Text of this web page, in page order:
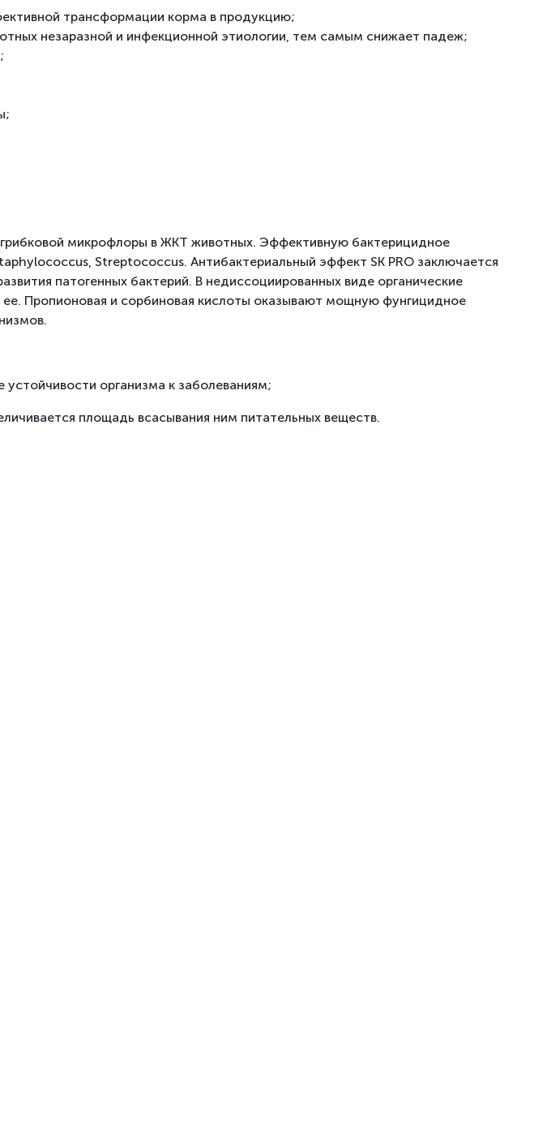
трансформации корма в продукцию;
незаразной и инфекционной этиологии, тем самым снижает падеж;
микрофлоры в ЖКТ животных. Эффективную бактерицидное
Streptococcus. Антибактериальный эффект SK PRO заключается
патогенных бактерий. В недиссоциированных виде органические
Пропионовая и сорбиновая кислоты оказывают мощную фунгицидное
организма к заболеваниям;
площадь всасывания ним питательных веществ.